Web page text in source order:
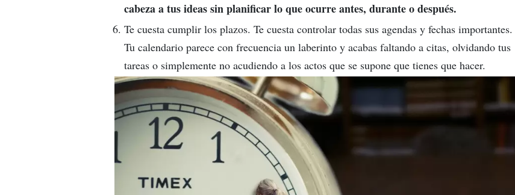
cabeza a tus ideas sin planificar lo que ocurre antes, durante o después.
Te cuesta cumplir los plazos. Te cuesta controlar todas sus agendas y fechas importantes.
Tu calendario parece con frecuencia un laberinto y acabas faltando a citas, olvidando tus
tareas o simplemente no acudiendo a los actos que se supone que tienes que hacer.